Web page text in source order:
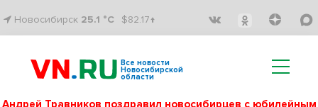
Новосибирск 25.1 °C $82.17↑
Все новости
Новосибирской
области
Андрей Травников поздравил новосибирцев с юбилейным